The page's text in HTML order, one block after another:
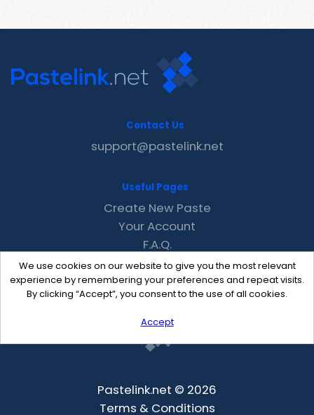
We use cookies on our website to give you the most relevant
experience by remembering your preferences and repeat visits.
By clicking “Accept”, you consent to the use of all cookies.
Accept
Contact Us
support@pastelink.net
Useful Pages
Create New Paste
Your Account
F.A.Q.
Recent
Contact
Pastelink.net © 2026
Terms & Conditions